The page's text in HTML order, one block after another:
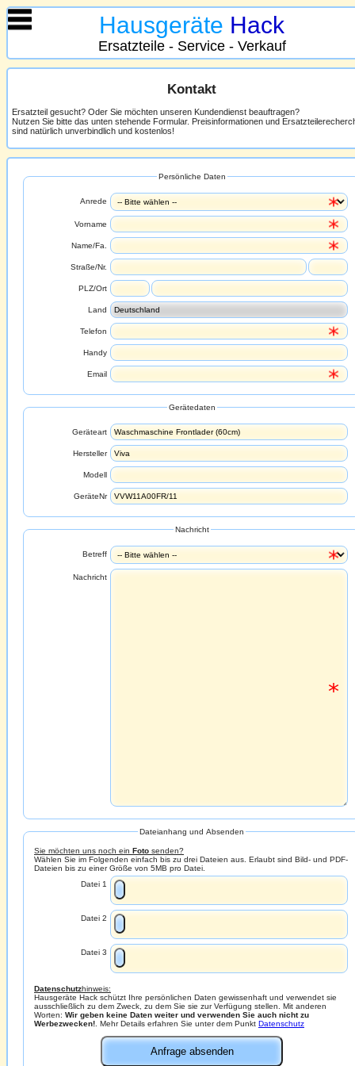
Hausgeräte Hack
Ersatzteile - Service - Verkauf
Kontakt
Ersatzteil gesucht? Oder Sie möchten unseren Kundendienst beauftragen?
Nutzen Sie bitte das unten stehende Formular. Preisinformationen und
sind natürlich unverbindlich und kostenlos!
Persönliche Daten
Anrede
Vorname
Name/Fa.
Straße/Nr.
PLZ/Ort
Land
Telefon
Handy
Email
Gerätedaten
Geräteart
Hersteller
Modell
GeräteNr
Nachricht
Betreff
Nachricht
Dateianhang und Absenden
Sie möchten uns noch ein Foto senden?
Wählen Sie im Folgenden einfach bis zu drei Dateien aus. Erlaubt sind Bild- und PDF-
Dateien bis zu einer Größe von 5MB pro Datei.
Datei 1
Datei 2
Datei 3
Datenschutzhinweis:
Hausgeräte Hack schützt Ihre persönlichen Daten gewissenhaft und verwendet sie
ausschließlich zu dem Zweck, zu dem Sie sie zur Verfügung stellen. Mit anderen
Worten: Wir geben keine Daten weiter und verwenden Sie auch nicht zu
Werbezwecken!. Mehr Details erfahren Sie unter dem Punkt Datenschutz